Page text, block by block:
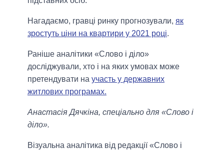
Нагадаємо, гравці ринку прогнозували, як
зростуть ціни на квартири у 2021 році.
Раніше аналітики «Слово і діло»
досліджували, хто і на яких умовах може
претендувати на участь у державних
житлових програмах.
Анастасія Дячкіна, спеціально для «Слово і
діло».
Візуальна аналітика від редакції «Слово і